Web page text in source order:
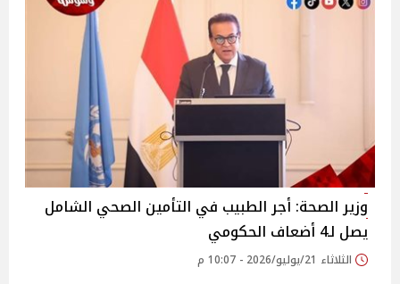
وزير الصحة: أجر الطبيب في التأمين الصحي الشامل
يصل لـ4 أضعاف الحكومي
الثلاثاء 21/يوليو/2026 - 10:07 م